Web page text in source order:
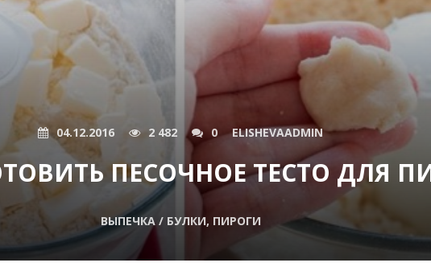
04.12.2016 2 482 0 ELISHEVAADMIN
ПЕСОЧНОЕ ТЕСТО ДЛЯ
ВЫПЕЧКА / БУЛКИ, ПИРОГИ